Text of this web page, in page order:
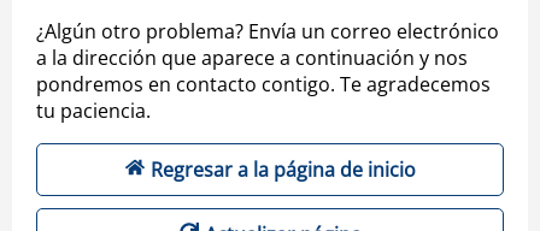
¿Algún otro problema? Envía un correo electrónico
a la dirección que aparece a continuación y nos
pondremos en contacto contigo. Te agradecemos
tu paciencia.
Regresar a la página de inicio